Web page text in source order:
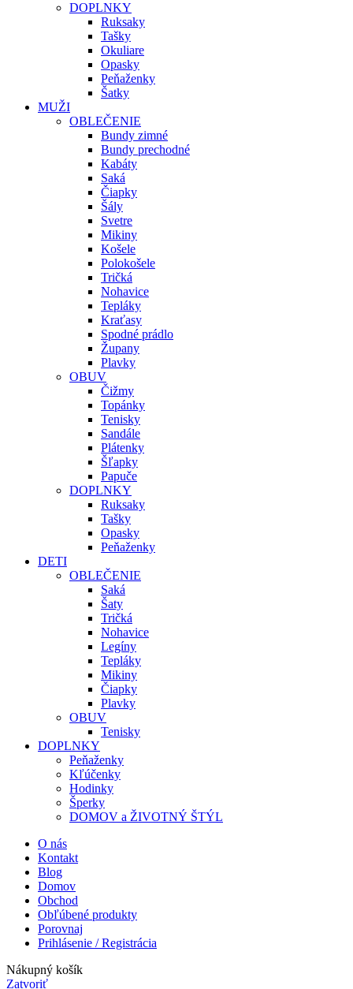
DOPLNKY
Ruksaky
Tašky
Okuliare
Opasky
Peňaženky
Šatky
MUŽI
OBLEČENIE
Bundy zimné
Bundy prechodné
Kabáty
Saká
Čiapky
Šály
Svetre
Mikiny
Košele
Polokošele
Tričká
Nohavice
Tepláky
Kraťasy
Spodné prádlo
Župany
Plavky
OBUV
Čižmy
Topánky
Tenisky
Sandále
Plátenky
Šľapky
Papuče
DOPLNKY
Ruksaky
Tašky
Opasky
Peňaženky
DETI
OBLEČENIE
Saká
Šaty
Tričká
Nohavice
Legíny
Tepláky
Mikiny
Čiapky
Plavky
OBUV
Tenisky
DOPLNKY
Peňaženky
Kľúčenky
Hodinky
Šperky
DOMOV a ŽIVOTNÝ ŠTÝL
O nás
Kontakt
Blog
Domov
Obchod
Obľúbené produkty
Porovnaj
Prihlásenie / Registrácia
Nákupný košík
Zatvoriť